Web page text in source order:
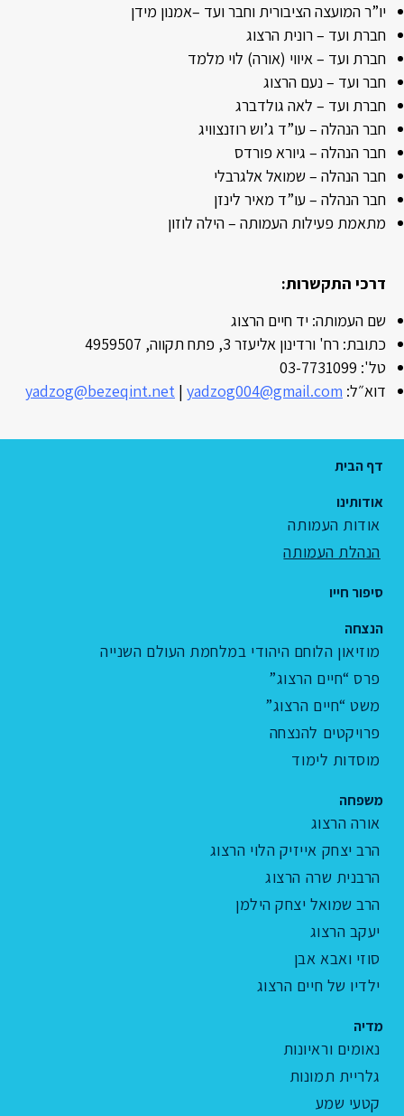
יו”ר המועצה הציבורית וחבר ועד –אמנון מידן
חברת ועד – רונית הרצוג
חברת ועד – איווי (אורה) לוי מלמד
חבר ועד – נעם הרצוג
חברת ועד – לאה גולדברג
חבר הנהלה – עו”ד ג’וש רוזנצוויג
חבר הנהלה – גיורא פורדס
חבר הנהלה – שמואל אלגרבלי
חבר הנהלה – עו”ד מאיר לינזן
מתאמת פעילות העמותה – הילה לוזון
דרכי התקשרות:
שם העמותה: יד חיים הרצוג
כתובת: רח' ורדינון אליעזר 3, פתח תקווה, 4959507
טל': 03-7731099
דוא״ל:
yadzog@bezeqint.net | yadzog004@gmail.com
דף הבית
אודותינו
אודות העמותה
הנהלת העמותה
סיפור חייו
הנצחה
מוזיאון הלוחם היהודי במלחמת העולם השנייה
פרס “חיים הרצוג”
משט “חיים הרצוג”
פרויקטים להנצחה
מוסדות לימוד
משפחה
אורה הרצוג
הרב יצחק אייזיק הלוי הרצוג
הרבנית שרה הרצוג
הרב שמואל יצחק הילמן
יעקב הרצוג
סוזי ואבא אבן
ילדיו של חיים הרצוג
מדיה
נאומים וראיונות
גלריית תמונות
קטעי שמע